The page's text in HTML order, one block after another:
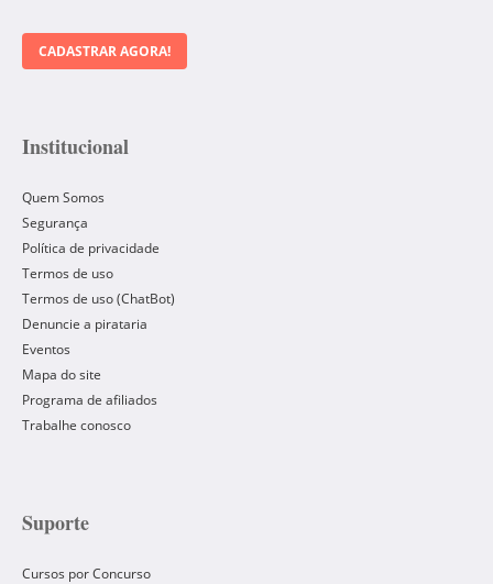
CADASTRAR AGORA!
Institucional
Quem Somos
Segurança
Política de privacidade
Termos de uso
Termos de uso (ChatBot)
Denuncie a pirataria
Eventos
Mapa do site
Programa de afiliados
Trabalhe conosco
Suporte
Cursos por Concurso